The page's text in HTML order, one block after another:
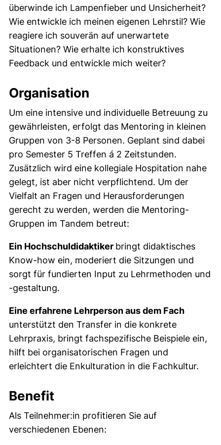
überwinde ich Lampenfieber und Unsicherheit?
Wie entwickle ich meinen eigenen Lehrstil? Wie
reagiere ich souverän auf unerwartete
Situationen? Wie erhalte ich konstruktives
Feedback und entwickle mich weiter?
Organisation
Um eine intensive und individuelle Betreuung zu
gewährleisten, erfolgt das Mentoring in kleinen
Gruppen von 3-8 Personen. Geplant sind dabei
pro Semester 5 Treffen á 2 Zeitstunden.
Zusätzlich wird eine kollegiale Hospitation nahe
gelegt, ist aber nicht verpflichtend. Um der
Vielfalt an Fragen und Herausforderungen
gerecht zu werden, werden die Mentoring-
Gruppen im Tandem betreut:
Ein Hochschuldidaktiker bringt didaktisches
Know-how ein, moderiert die Sitzungen und
sorgt für fundierten Input zu Lehrmethoden und
-gestaltung.
Eine erfahrene Lehrperson aus dem Fach
unterstützt den Transfer in die konkrete
Lehrpraxis, bringt fachspezifische Beispiele ein,
hilft bei organisatorischen Fragen und
erleichtert die Enkulturation in die Fachkultur.
Benefit
Als Teilnehmer:in profitieren Sie auf
verschiedenen Ebenen: